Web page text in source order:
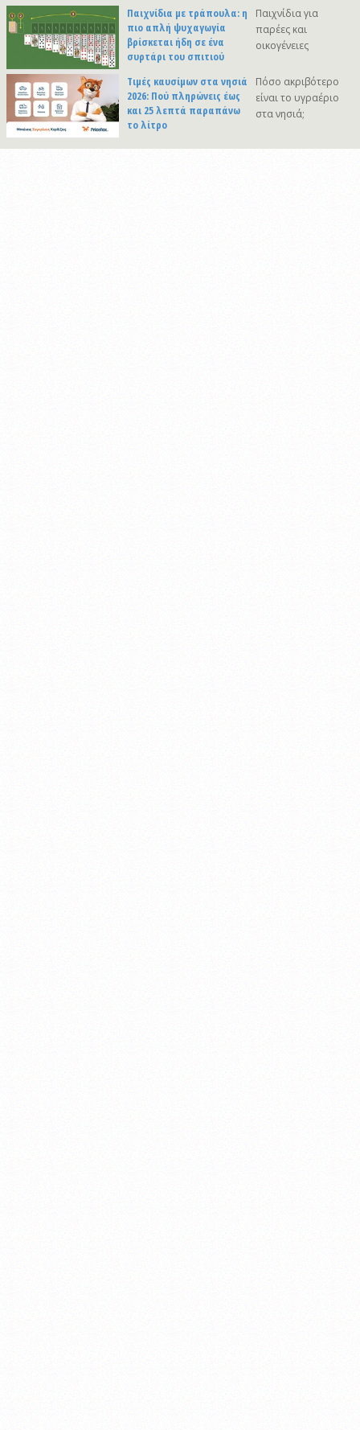
Παιχνίδια με τράπουλα: η
πιο απλή ψυχαγωγία
βρίσκεται ήδη σε ένα
συρτάρι του σπιτιού
Παιχνίδια για
παρέες και
οικογένειες
Τιμές καυσίμων στα νησιά
2026: Πού πληρώνεις έως
και 25 λεπτά παραπάνω
το λίτρο
Πόσο ακριβότερο
είναι το υγραέριο
στα νησιά;